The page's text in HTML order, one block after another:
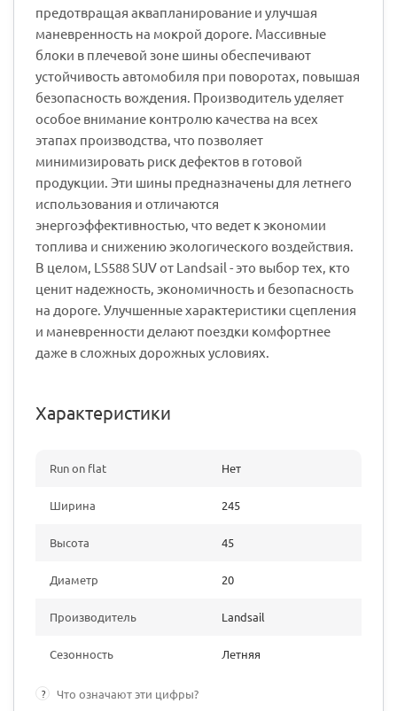
предотвращая аквапланирование и улучшая
маневренность на мокрой дороге. Массивные
блоки в плечевой зоне шины обеспечивают
устойчивость автомобиля при поворотах, повышая
безопасность вождения. Производитель уделяет
особое внимание контролю качества на всех
этапах производства, что позволяет
минимизировать риск дефектов в готовой
продукции. Эти шины предназначены для летнего
использования и отличаются
энергоэффективностью, что ведет к экономии
топлива и снижению экологического воздействия.
В целом, LS588 SUV от Landsail - это выбор тех, кто
ценит надежность, экономичность и безопасность
на дороге. Улучшенные характеристики сцепления
и маневренности делают поездки комфортнее
даже в сложных дорожных условиях.
Характеристики
Run on flat Нет
Ширина 245
Высота 45
Диаметр 20
Производитель Landsail
Сезонность Летняя
? Что означают эти цифры?